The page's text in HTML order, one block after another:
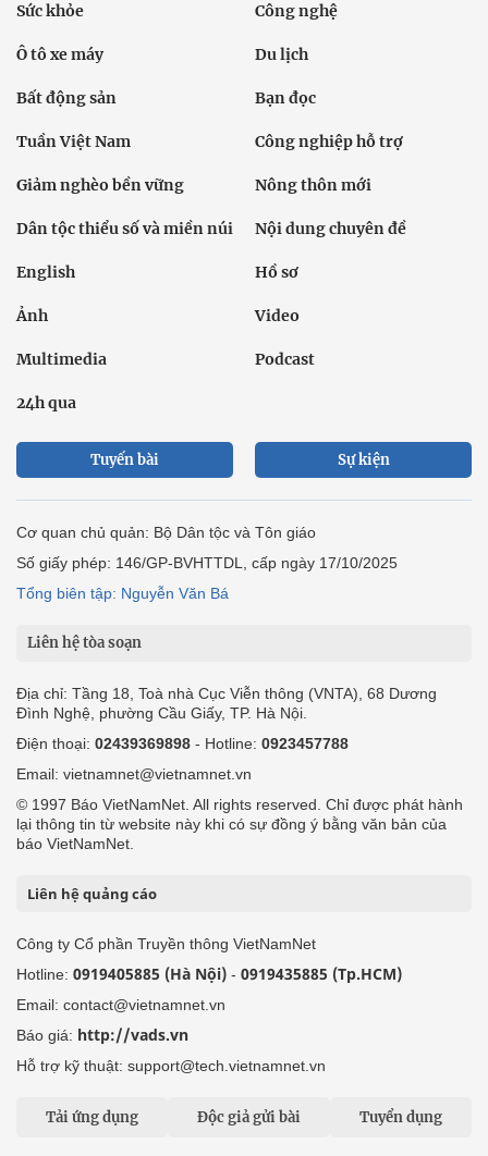
Sức khỏe Công nghệ
Ô tô xe máy Du lịch
Bất động sản Bạn đọc
Tuần Việt Nam Công nghiệp hỗ trợ
Giảm nghèo bền vững Nông thôn mới
Dân tộc thiểu số và miền núi Nội dung chuyên đề
English Hồ sơ
Ảnh Video
Multimedia Podcast
24h qua
Tuyến bài Sự kiện
Cơ quan chủ quản: Bộ Dân tộc và Tôn giáo
Số giấy phép: 146/GP-BVHTTDL, cấp ngày 17/10/2025
Tổng biên tập: Nguyễn Văn Bá
Liên hệ tòa soạn
Địa chỉ: Tầng 18, Toà nhà Cục Viễn thông (VNTA), 68 Dương
Đình Nghệ, phường Cầu Giấy, TP. Hà Nội.
Điện thoại: 02439369898 - Hotline: 0923457788
Email: vietnamnet@vietnamnet.vn
© 1997 Báo VietNamNet. All rights reserved. Chỉ được phát hành
lại thông tin từ website này khi có sự đồng ý bằng văn bản của
báo VietNamNet.
Liên hệ quảng cáo
Công ty Cổ phần Truyền thông VietNamNet
Hotline: 0919405885 (Hà Nội) - 0919435885 (Tp.HCM)
Email: contact@vietnamnet.vn
Báo giá: http://vads.vn
Hỗ trợ kỹ thuật: support@tech.vietnamnet.vn
Tải ứng dụng Độc giả gửi bài Tuyển dụng